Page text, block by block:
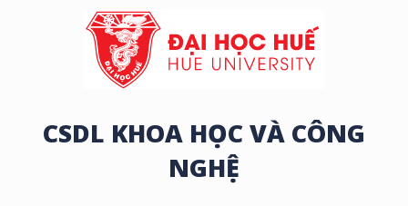
CSDL KHOA HỌC VÀ CÔNG
NGHỆ